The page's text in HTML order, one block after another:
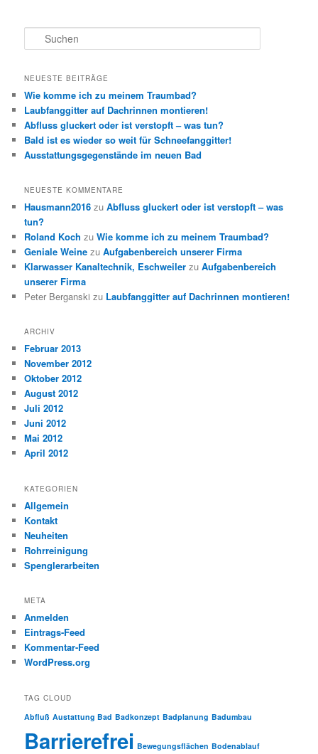
u
h
n
NEUESTE BEITRÄGE
Wie komme ich zu meinem Traumbad?
Laubfanggitter auf Dachrinnen montieren!
Abfluss gluckert oder ist verstopft – was tun?
Bald ist es wieder so weit für Schneefanggitter!
Ausstattungsgegenstände im neuen Bad
NEUESTE KOMMENTARE
Hausmann2016 zuAbfluss gluckert oder ist verstopft – was
tun?
Roland Koch zuWie komme ich zu meinem Traumbad?
Geniale Weine zuAufgabenbereich unserer Firma
Klarwasser Kanaltechnik, Eschweiler zuAufgabenbereich
unserer Firma
Peter Berganski zu Laubfanggitter auf Dachrinnen montieren!
ARCHIV
Februar 2013
November 2012
Oktober 2012
August 2012
Juli 2012
Juni 2012
Mai 2012
April 2012
KATEGORIEN
Allgemein
Kontakt
Neuheiten
Rohrreinigung
Spenglerarbeiten
META
Anmelden
Eintrags-Feed
Kommentar-Feed
WordPress.org
TAG CLOUD
Abfluß Austattung Bad Badkonzept Badplanung Badumbau
Barrierefrei Bewegungsflächen Bodenablauf